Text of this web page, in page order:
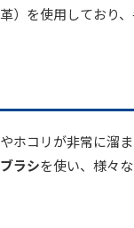
）を使用しており
ホコリが非常に溜ま
ラシを使い、様々